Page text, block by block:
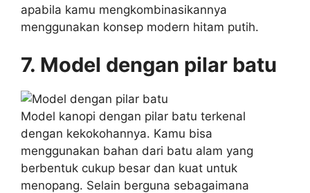
apabila kamu mengkombinasikannya
menggunakan konsep modern hitam putih.
7. Model dengan pilar batu
Model kanopi dengan pilar batu terkenal
dengan kekokohannya. Kamu bisa
menggunakan bahan dari batu alam yang
berbentuk cukup besar dan kuat untuk
menopang. Selain berguna sebagaimana